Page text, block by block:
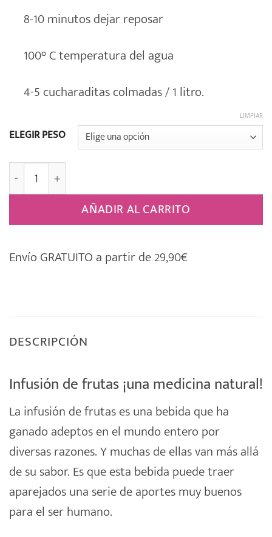
2,15€
hasta
8,90€
8-10 minutos dejar reposar
100° C temperatura del agua
4-5 cucharaditas colmadas / 1 litro.
ELEGIR PESO
LIMPIAR
Infusión Frutas Turco Manzana, Yogur y Limón
AÑADIR AL CARRITO
Envío GRATUITO a partir de 29,90€
DESCRIPCIÓN
Infusión de frutas ¡una medicina natural!
La infusión de frutases una bebida que ha
ganado adeptos en el mundo entero por
diversas razones. Y muchas de ellas van más allá
de su sabor. Es que esta bebida puede traer
aparejados una serie de aportes muy buenos
para el ser humano.